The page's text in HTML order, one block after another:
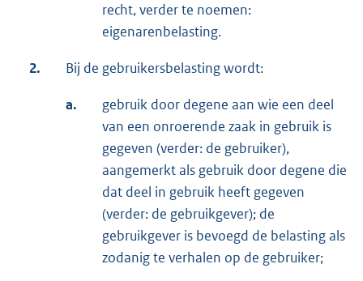
recht, verder te noemen:
eigenarenbelasting.
2. Bij de gebruikersbelasting wordt:
a.
gebruik door degene aan wie een deel
van een onroerende zaak in gebruik is
gegeven (verder: de gebruiker),
aangemerkt als gebruik door degene die
dat deel in gebruik heeft gegeven
(verder: de gebruikgever); de
gebruikgever is bevoegd de belasting als
zodanig te verhalen op de gebruiker;